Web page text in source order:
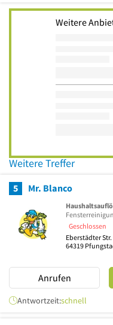
Weitere
Weitere Treffer
5 Mr. Blanco
Geschlossen
Eberstädter Str.
64319
Anrufen
Antwortzeit:schnell